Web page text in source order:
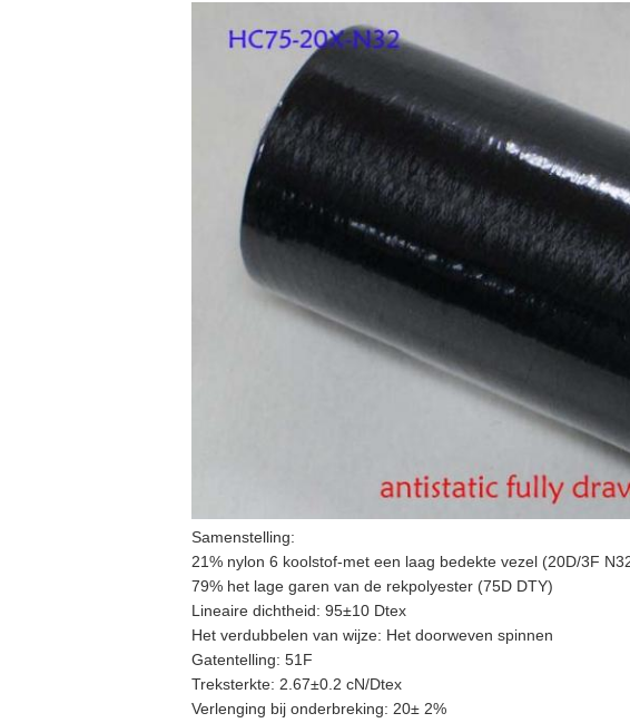
Samenstelling:
21% nylon 6 koolstof-met een laag bedekte vezel (20D/3F
79% het lage garen van de rekpolyester (75D DTY)
Lineaire dichtheid: 95±10 Dtex
Het verdubbelen van wijze: Het doorweven spinnen
Gatentelling: 51F
Treksterkte: 2.67±0.2 cN/Dtex
Verlenging bij onderbreking: 20± 2%